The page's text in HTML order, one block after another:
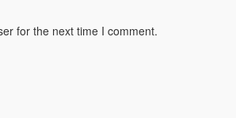
for the next time I comment.